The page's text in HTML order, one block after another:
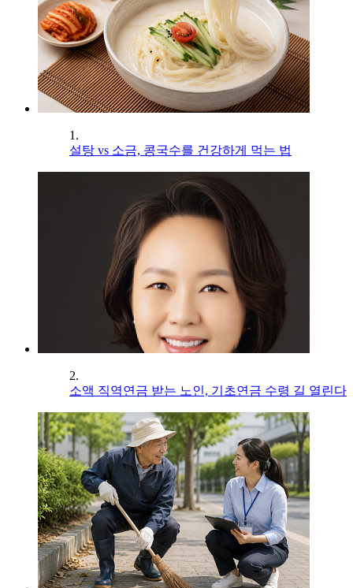
1.
설탕 vs 소금, 콩국수를 건강하게 먹는 법
2.
소액 직역연금 받는 노인, 기초연금 수령 길 열린다